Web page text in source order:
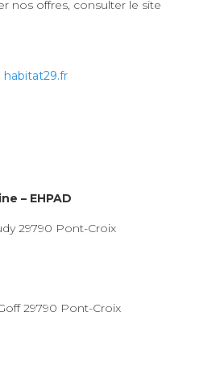
nos offres, consulter le site
habitat29.fr
– EHPAD
29790 Pont-Croix
29790 Pont-Croix